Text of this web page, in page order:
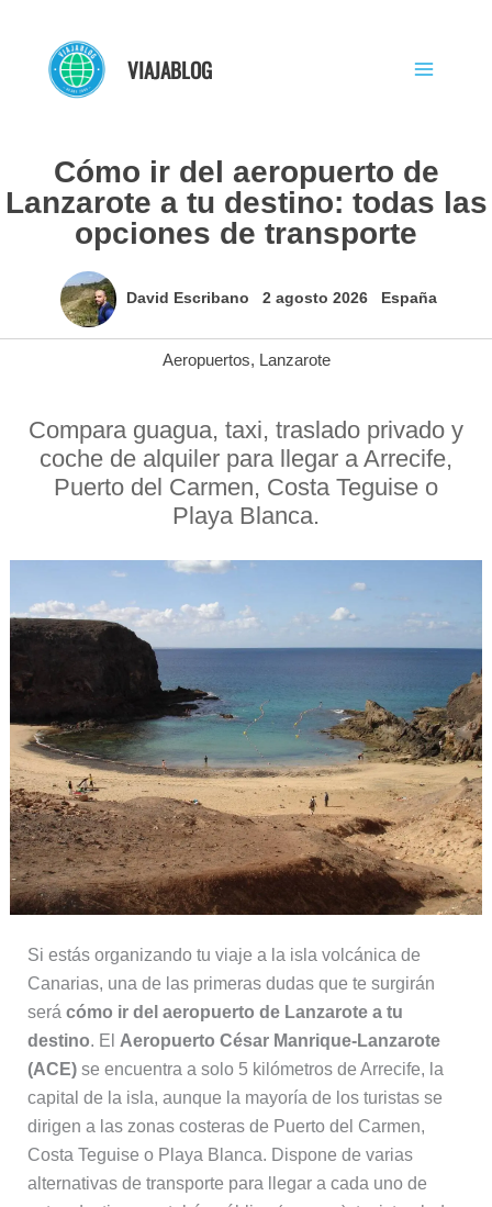
contenido
VIAJABLOG
Cómo ir del aeropuerto de
Lanzarote a tu destino: todas las
opciones de transporte
David Escribano 2 agosto 2026 España
Aeropuertos, Lanzarote
Compara guagua, taxi, traslado privado y
coche de alquiler para llegar a Arrecife,
Puerto del Carmen, Costa Teguise o
Playa Blanca.
Si estás organizando tu viaje a la isla volcánica de
Canarias, una de las primeras dudas que te surgirán
será cómo ir del aeropuerto de Lanzarote a tu
destino. El Aeropuerto César Manrique-Lanzarote
(ACE)se encuentra a solo 5 kilómetros de Arrecife, la
capital de la isla, aunque la mayoría de los turistas se
dirigen a las zonas costeras de Puerto del Carmen,
Costa Teguise o Playa Blanca. Dispone de varias
alternativas de transporte para llegar a cada uno de